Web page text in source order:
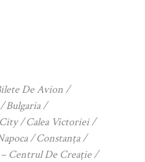
De Avion
Bulgaria
Calea Victoriei
Constanța
Centrul De Creație